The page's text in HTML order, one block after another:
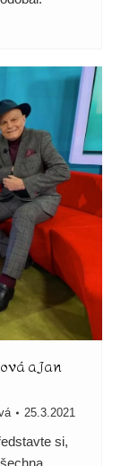
a Jan
25.3.2021
si,